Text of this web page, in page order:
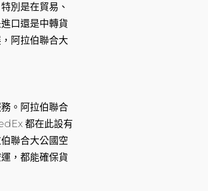
別是在貿易、
口還是中轉貨
阿拉伯聯合大
。阿拉伯聯合
都在此設有
聯合大公國空
，都能確保貨